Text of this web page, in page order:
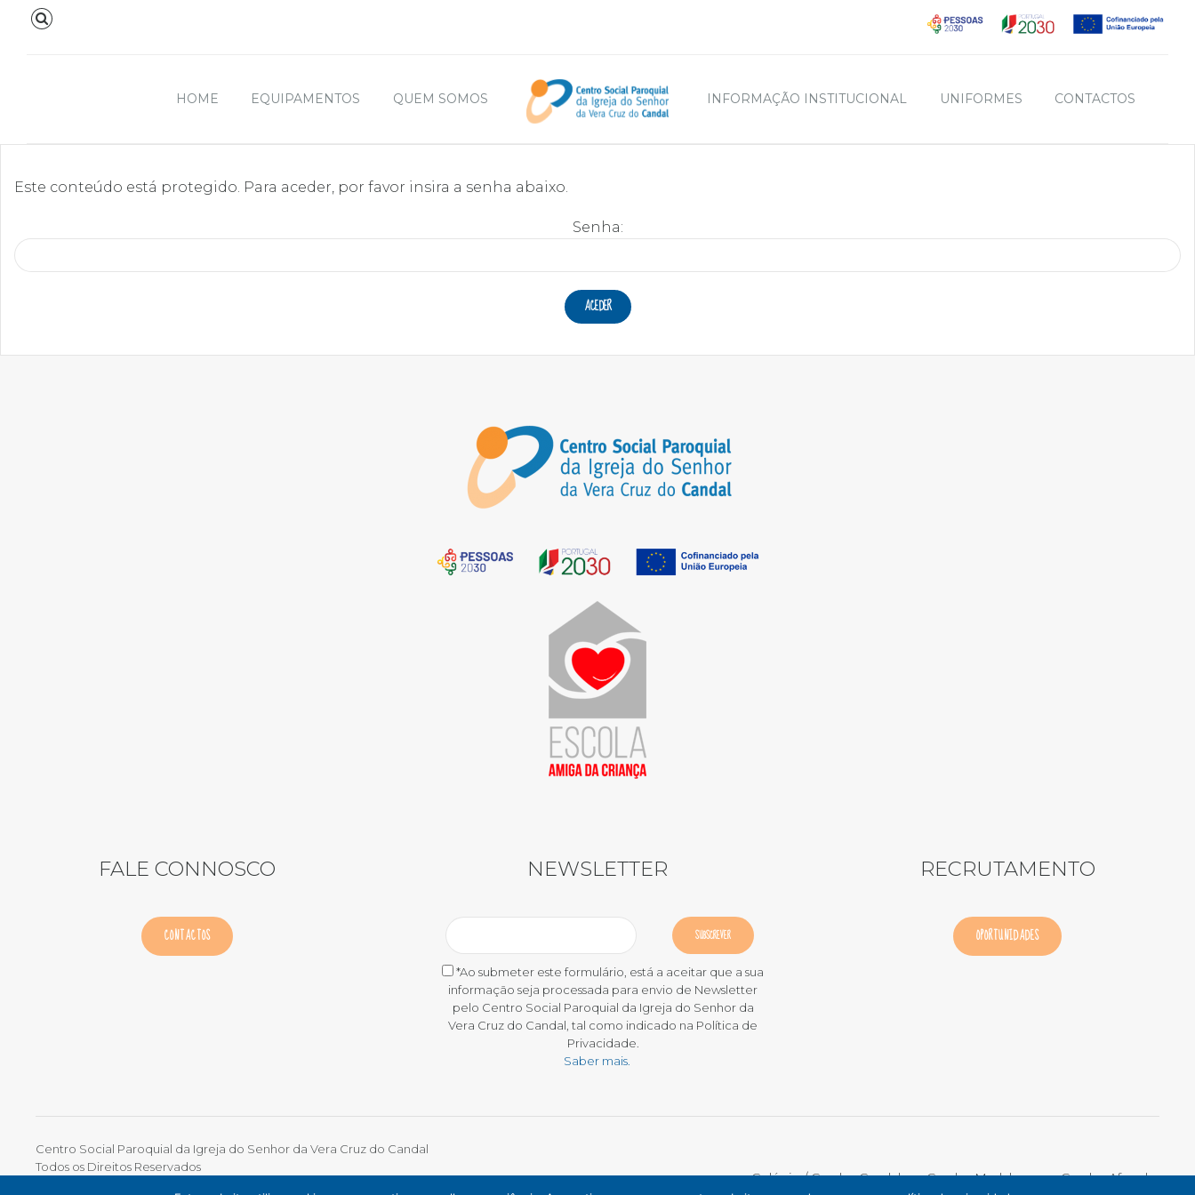
HOME EQUIPAMENTOS QUEM SOMOS INFORMAÇÃO INSTITUCIONAL UNIFORMES CONTACTOS
Este conteúdo está protegido. Para aceder, por favor insira a senha abaixo.
Senha:
FALE CONNOSCO
CONTACTOS
NEWSLETTER
*Ao submeter este formulário, está a aceitar que a sua
informação seja processada para envio de Newsletter
pelo Centro Social Paroquial da Igreja do Senhor da
Vera Cruz do Candal, tal como indicado na Política de
Privacidade.
Saber mais.
RECRUTAMENTO
OPORTUNIDADES
Centro Social Paroquial da Igreja do Senhor da Vera Cruz do Candal
Todos os Direitos Reservados
Colégio / Creche Candal Creche Madalena
Creche Afurada